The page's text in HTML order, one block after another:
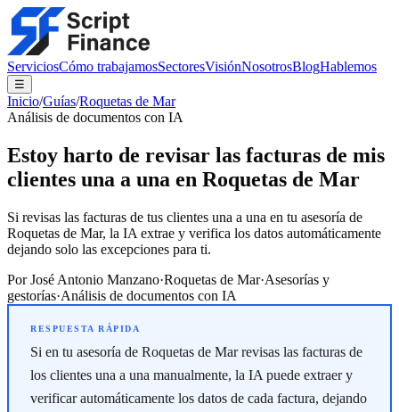
ServiciosCómo trabajamosSectoresVisiónNosotrosBlogHablemos
☰
Inicio/Guías/Roquetas de Mar
Análisis de documentos con IA
Estoy harto de revisar las facturas de mis
clientes una a una en Roquetas de Mar
Si revisas las facturas de tus clientes una a una en tu asesoría de
Roquetas de Mar, la IA extrae y verifica los datos automáticamente
dejando solo las excepciones para ti.
PorJosé Antonio Manzano·Roquetas de Mar·Asesorías y
gestorías·Análisis de documentos con IA
Si en tu asesoría de Roquetas de Mar revisas las facturas de
los clientes una a una manualmente, la IA puede extraer y
verificar automáticamente los datos de cada factura, dejando